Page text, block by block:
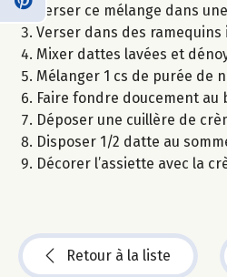
Verser ce mélange dans
Verser dans des
Mixer dattes lavées et
Mélanger 1 cs de purée de
Faire fondre doucement
Déposer une cuillère de
Disposer 1/2 datte au
Décorer l’assiette avec la
Retour à la liste